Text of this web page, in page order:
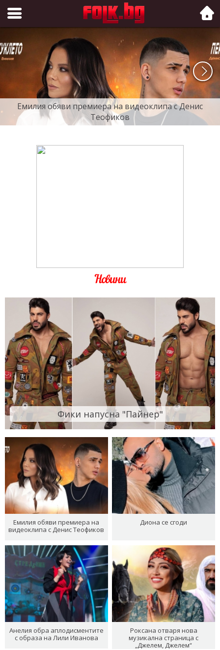
Folk.bg
Емилия обяви премиера на видеоклипа с Денис
Теофиков
Новини
Фики напусна "Пайнер"
Емилия обяви премиера на
видеоклипа с Денис Теофиков
Диона се сгоди
Анелия обра аплодисментите
с образа на Лили Иванова
Роксана отваря нова
музикална страница с
„Джелем, Джелем“